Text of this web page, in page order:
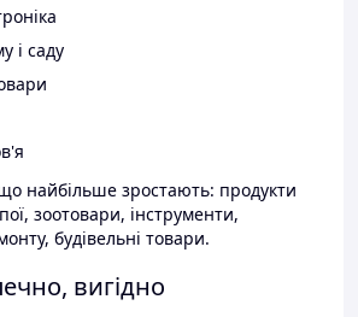
і саду
найбільше зростають: продукти
зоотовари, інструменти,
будівельні товари.
вигідно